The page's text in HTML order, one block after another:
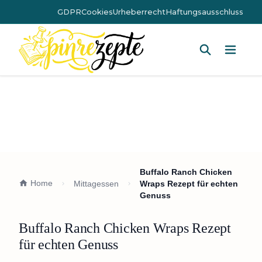
GDPRCookiesUrheberrechtHaftungsausschluss
Home Mittagessen
Buffalo Ranch Chicken
Wraps Rezept für echten
Genuss
Buffalo Ranch Chicken Wraps Rezept
für echten Genuss